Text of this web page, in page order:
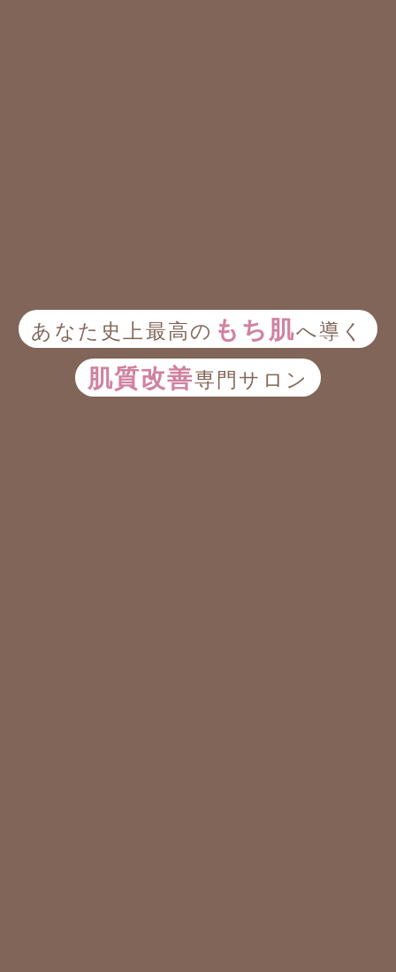
あなた史上最高の もち肌へ導く
肌質改善専門サロン